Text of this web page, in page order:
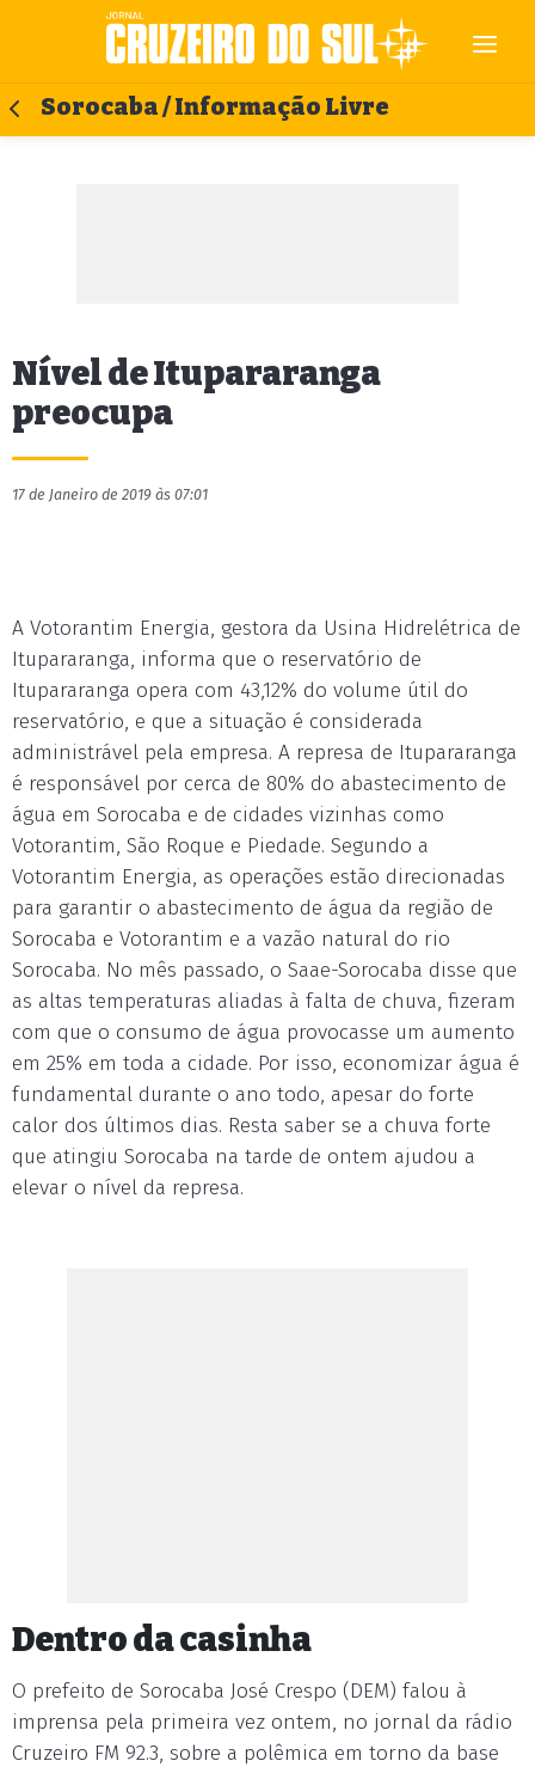
Sorocaba / Informação Livre
Nível de Itupararanga
preocupa
17 de Janeiro de 2019 às 07:01
A Votorantim Energia, gestora da Usina Hidrelétrica de
Itupararanga, informa que o reservatório de
Itupararanga opera com 43,12% do volume útil do
reservatório, e que a situação é considerada
administrável pela empresa. A represa de Itupararanga
é responsável por cerca de 80% do abastecimento de
água em Sorocaba e de cidades vizinhas como
Votorantim, São Roque e Piedade. Segundo a
Votorantim Energia, as operações estão direcionadas
para garantir o abastecimento de água da região de
Sorocaba e Votorantim e a vazão natural do rio
Sorocaba. No mês passado, o Saae-Sorocaba disse que
as altas temperaturas aliadas à falta de chuva, fizeram
com que o consumo de água provocasse um aumento
em 25% em toda a cidade. Por isso, economizar água é
fundamental durante o ano todo, apesar do forte
calor dos últimos dias. Resta saber se a chuva forte
que atingiu Sorocaba na tarde de ontem ajudou a
elevar o nível da represa.
Dentro da casinha
O prefeito de Sorocaba José Crespo (DEM) falou à
imprensa pela primeira vez ontem, no jornal da rádio
Cruzeiro FM 92.3, sobre a polêmica em torno da base